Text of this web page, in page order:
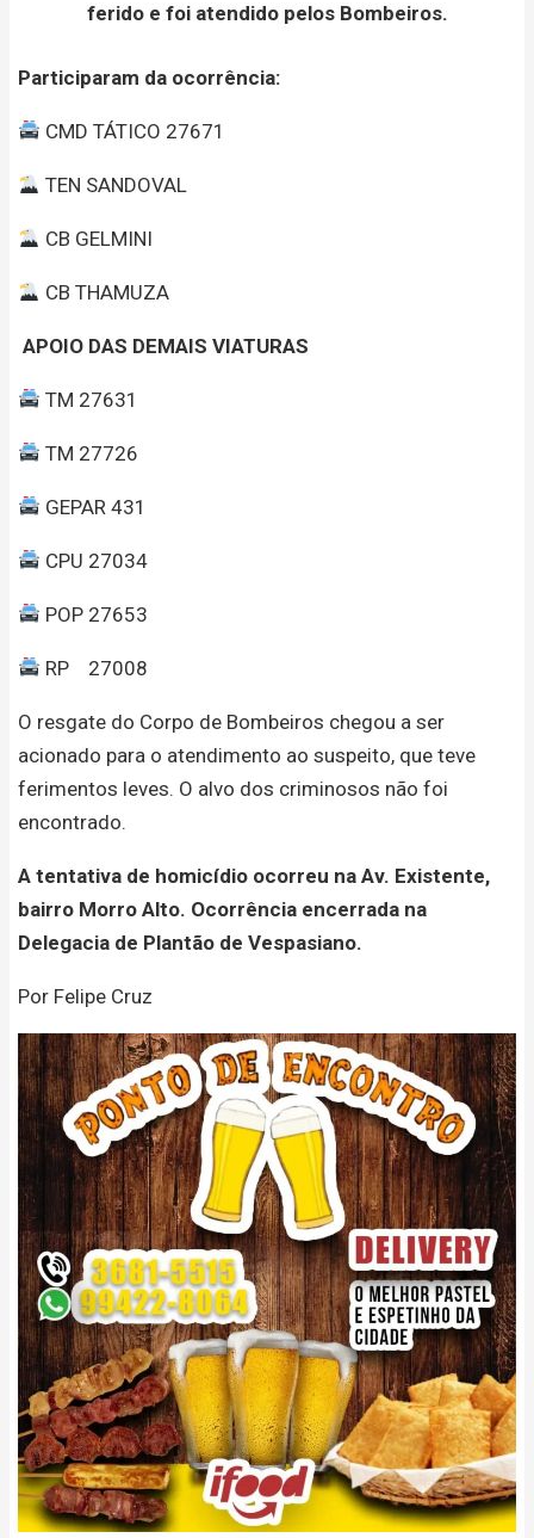
ferido e foi atendido pelos Bombeiros.
Participaram da ocorrência:
CMD TÁTICO 27671
TEN SANDOVAL
CB GELMINI
CB THAMUZA
APOIO DAS DEMAIS VIATURAS
TM 27631
TM 27726
GEPAR 431
CPU 27034
POP 27653
RP 27008
O resgate do Corpo de Bombeiros chegou a ser
acionado para o atendimento ao suspeito, que teve
ferimentos leves. O alvo dos criminosos não foi
encontrado.
A tentativa de homicídio ocorreu na Av. Existente,
bairro Morro Alto. Ocorrência encerrada na
Delegacia de Plantão de Vespasiano.
Por Felipe Cruz